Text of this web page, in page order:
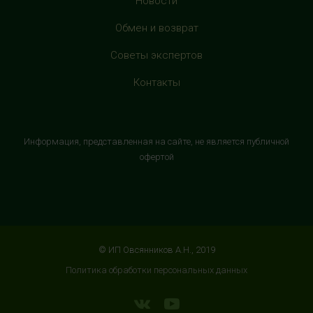
HealthStore в ТРЦ "Витте Молл"
магазином "М.Видео"
Домодедово
HealthStore в ТРЦ "АУРА"
г. Ярославль, ул. Победы, 41, цокольный этаж, напротив
Обмен и возврат
Советы экспертов
Контакты
Информация, представленная на сайте, не является публичной
офертой
© ИП Овсянников А.Н., 2019
Политика обработки персональных данных